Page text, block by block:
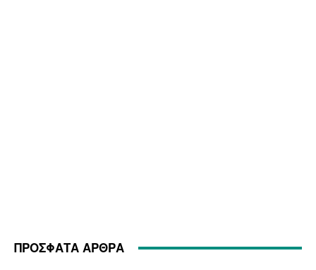
ΠΡΟΣΦΑΤΑ ΑΡΘΡΑ